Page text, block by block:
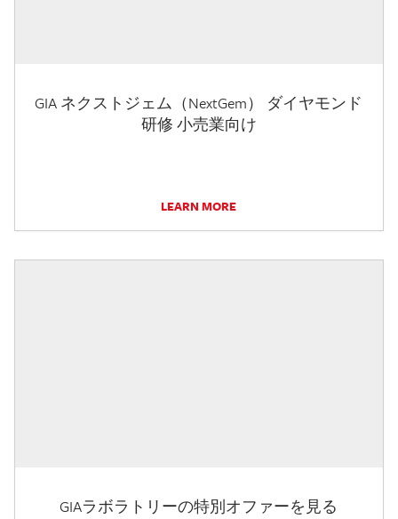
GIA ネクストジェム（NextGem） ダイヤモンド
研修 小売業向け
LEARN MORE
GIAラボラトリーの特別オファーを見る